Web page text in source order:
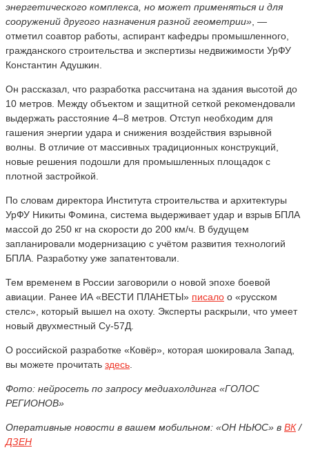
энергетического комплекса, но может применяться и для
сооружений другого назначения разной геометрии» , —
отметил соавтор работы, аспирант кафедры промышленного,
гражданского строительства и экспертизы недвижимости УрФУ
Константин Адушкин.
Он рассказал, что разработка рассчитана на здания высотой до
10 метров. Между объектом и защитной сеткой рекомендовали
выдержать расстояние 4–8 метров. Отступ необходим для
гашения энергии удара и снижения воздействия взрывной
волны. В отличие от массивных традиционных конструкций,
новые решения подошли для промышленных площадок с
плотной застройкой.
По словам директора Института строительства и архитектуры
УрФУ Никиты Фомина, система выдерживает удар и взрыв БПЛА
массой до 250 кг на скорости до 200 км/ч. В будущем
запланировали модернизацию с учётом развития технологий
БПЛА. Разработку уже запатентовали.
Тем временем в России заговорили о новой эпохе боевой
авиации. Ранее ИА «ВЕСТИ ПЛАНЕТЫ» писало о «русском
стелс», который вышел на охоту. Эксперты раскрыли, что умеет
новый двухместный Су-57Д.
О российской разработке «Ковёр», которая шокировала Запад,
вы можете прочитать здесь
Фото: нейросеть по запросу медиахолдинга «ГОЛОС
РЕГИОНОВ»
Оперативные новости в вашем мобильном: «ОН НЬЮС» в ВК/
ДЗЕН